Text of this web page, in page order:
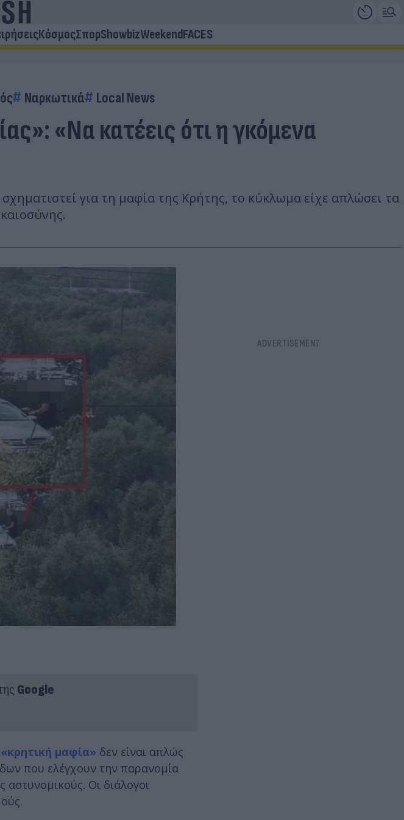
ΚόσμοςΣπορShowbizWeekendFACES
Ναρκωτικά Local News
«Να κατέεις ότι η γκόμενα
για τη μαφία της Κρήτης, το κύκλωμα είχε απλώσει τα
Google
μαφία» δεν είναι απλώς
που ελέγχουν την παρανομία
Οι διάλογοι